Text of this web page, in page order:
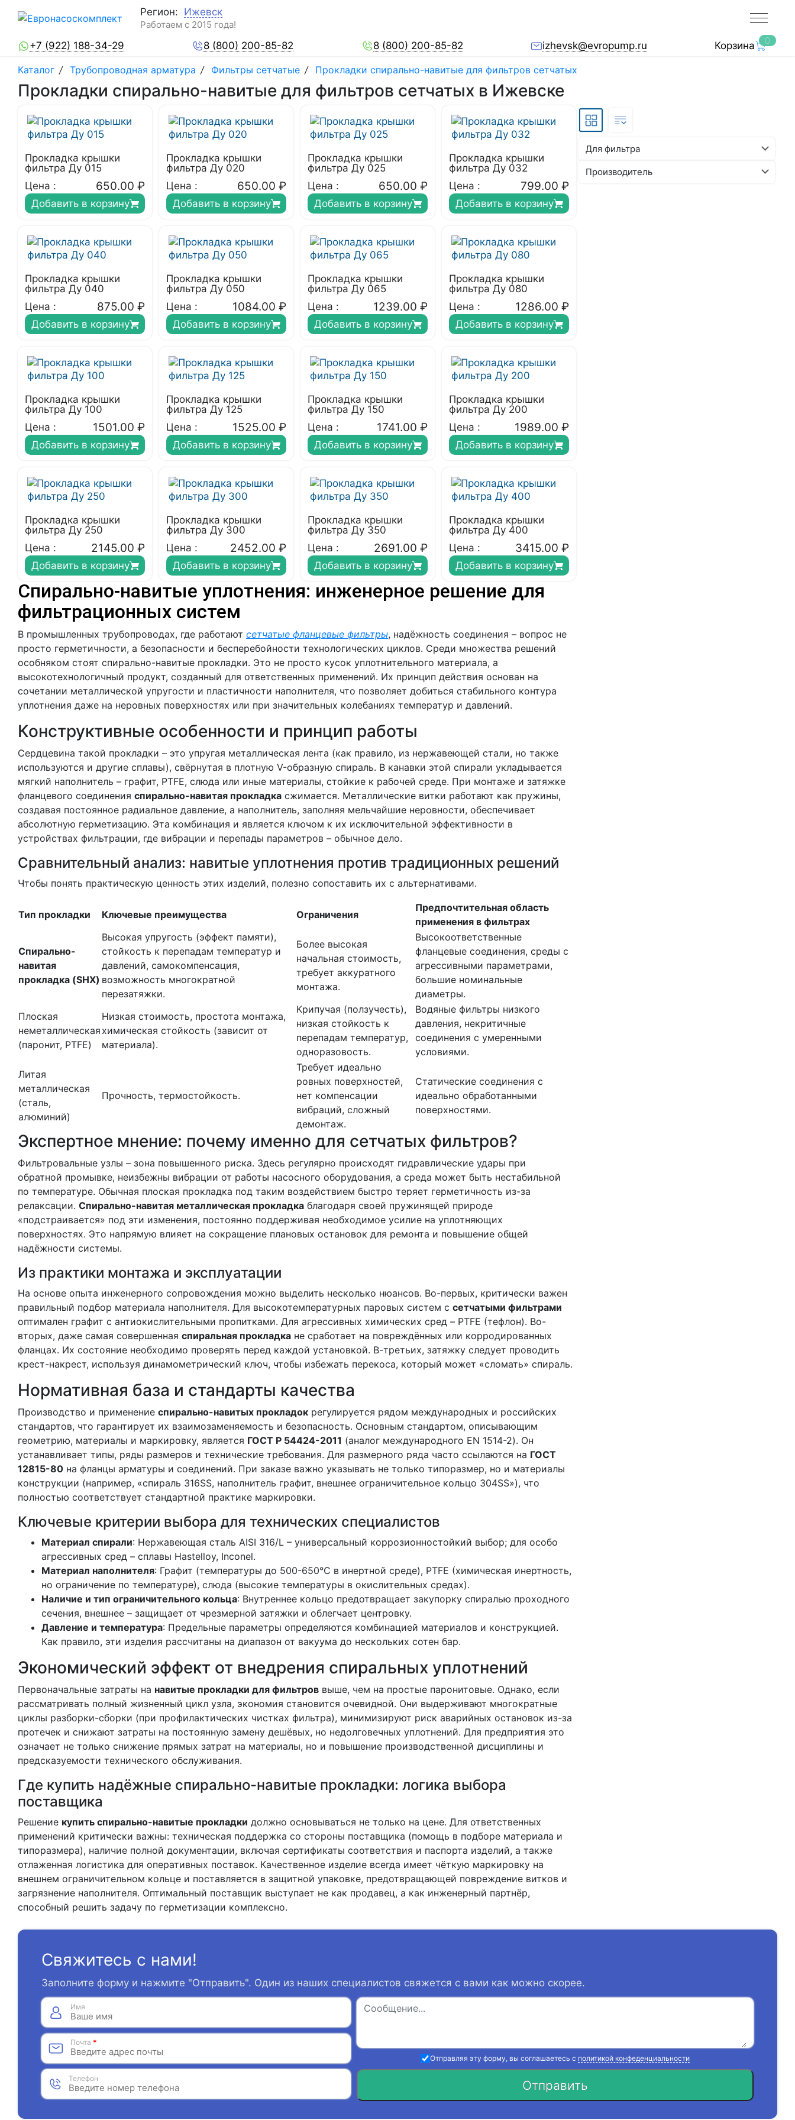
Регион: Ижевск
Работаем с 2015 года!
+7 (922) 188-34-29 8 (800) 200-85-82 8 (800) 200-85-82 izhevsk@evropump.ru Корзина 0
Каталог / Трубопроводная арматура / Фильтры сетчатые / Прокладки спирально-навитые для фильтров сетчатых
Прокладки спирально-навитые для фильтров сетчатых в Ижевске
Прокладка крышки
фильтра Ду 015
Цена :
650.00 ₽
Добавить в корзину
Прокладка крышки
фильтра Ду 020
Цена :
650.00 ₽
Добавить в корзину
Прокладка крышки
фильтра Ду 025
Цена :
650.00 ₽
Добавить в корзину
Прокладка крышки
фильтра Ду 032
Цена :
799.00 ₽
Добавить в корзину
Прокладка крышки
фильтра Ду 040
Цена :
875.00 ₽
Добавить в корзину
Прокладка крышки
фильтра Ду 050
Цена :
1084.00 ₽
Добавить в корзину
Прокладка крышки
фильтра Ду 065
Цена :
1239.00 ₽
Добавить в корзину
Прокладка крышки
фильтра Ду 080
Цена :
1286.00 ₽
Добавить в корзину
Прокладка крышки
фильтра Ду 100
Цена :
1501.00 ₽
Добавить в корзину
Прокладка крышки
фильтра Ду 125
Цена :
1525.00 ₽
Добавить в корзину
Прокладка крышки
фильтра Ду 150
Цена :
1741.00 ₽
Добавить в корзину
Прокладка крышки
фильтра Ду 200
Цена :
1989.00 ₽
Добавить в корзину
Прокладка крышки
фильтра Ду 250
Цена :
2145.00 ₽
Добавить в корзину
Прокладка крышки
фильтра Ду 300
Цена :
2452.00 ₽
Добавить в корзину
Прокладка крышки
фильтра Ду 350
Цена :
2691.00 ₽
Добавить в корзину
Прокладка крышки
фильтра Ду 400
Цена :
3415.00 ₽
Добавить в корзину
Спирально-навитые уплотнения: инженерное решение для
фильтрационных систем
В промышленных трубопроводах, где работают сетчатые фланцевые фильтры, надёжность соединения – вопрос не
просто герметичности, а безопасности и бесперебойности технологических циклов. Среди множества решений
особняком стоят спирально-навитые прокладки. Это не просто кусок уплотнительного материала, а
высокотехнологичный продукт, созданный для ответственных применений. Их принцип действия основан на
сочетании металлической упругости и пластичности наполнителя, что позволяет добиться стабильного контура
уплотнения даже на неровных поверхностях или при значительных колебаниях температур и давлений.
Конструктивные особенности и принцип работы
Сердцевина такой прокладки – это упругая металлическая лента (как правило, из нержавеющей стали, но также
используются и другие сплавы), свёрнутая в плотную V-образную спираль. В канавки этой спирали укладывается
мягкий наполнитель – графит, PTFE, слюда или иные материалы, стойкие к рабочей среде. При монтаже и затяжке
фланцевого соединения спирально-навитая прокладка сжимается. Металлические витки работают как пружины,
создавая постоянное радиальное давление, а наполнитель, заполняя мельчайшие неровности, обеспечивает
абсолютную герметизацию. Эта комбинация и является ключом к их исключительной эффективности в
устройствах фильтрации, где вибрации и перепады параметров – обычное дело.
Сравнительный анализ: навитые уплотнения против традиционных решений
Чтобы понять практическую ценность этих изделий, полезно сопоставить их с альтернативами.
Тип прокладки Ключевые преимущества Ограничения
Предпочтительная область
применения в фильтрах
Спирально-
навитая
прокладка (SHX)
Высокая упругость (эффект памяти),
стойкость к перепадам температур и
давлений, самокомпенсация,
возможность многократной
перезатяжки.
Более высокая
начальная стоимость,
требует аккуратного
монтажа.
Высокоответственные
фланцевые соединения, среды с
агрессивными параметрами,
большие номинальные
диаметры.
Плоская
неметаллическая
(паронит, PTFE)
Низкая стоимость, простота монтажа,
химическая стойкость (зависит от
материала).
Крипучая (ползучесть),
низкая стойкость к
перепадам температур,
одноразовость.
Водяные фильтры низкого
давления, некритичные
соединения с умеренными
условиями.
Литая
металлическая
(сталь,
алюминий)
Прочность, термостойкость.
Требует идеально
ровных поверхностей,
нет компенсации
вибраций, сложный
демонтаж.
Статические соединения с
идеально обработанными
поверхностями.
Экспертное мнение: почему именно для сетчатых фильтров?
Фильтровальные узлы – зона повышенного риска. Здесь регулярно происходят гидравлические удары при
обратной промывке, неизбежны вибрации от работы насосного оборудования, а среда может быть нестабильной
по температуре. Обычная плоская прокладка под таким воздействием быстро теряет герметичность из-за
релаксации. Спирально-навитая металлическая прокладка благодаря своей пружинящей природе
«подстраивается» под эти изменения, постоянно поддерживая необходимое усилие на уплотняющих
поверхностях. Это напрямую влияет на сокращение плановых остановок для ремонта и повышение общей
надёжности системы.
Из практики монтажа и эксплуатации
На основе опыта инженерного сопровождения можно выделить несколько нюансов. Во-первых, критически важен
правильный подбор материала наполнителя. Для высокотемпературных паровых систем с сетчатыми фильтрами
оптимален графит с антиокислительными пропитками. Для агрессивных химических сред – PTFE (тефлон). Во-
вторых, даже самая совершенная спиральная прокладка не сработает на повреждённых или корродированных
фланцах. Их состояние необходимо проверять перед каждой установкой. В-третьих, затяжку следует проводить
крест-накрест, используя динамометрический ключ, чтобы избежать перекоса, который может «сломать» спираль.
Нормативная база и стандарты качества
Производство и применение спирально-навитых прокладок регулируется рядом международных и российских
стандартов, что гарантирует их взаимозаменяемость и безопасность. Основным стандартом, описывающим
геометрию, материалы и маркировку, является ГОСТ Р 54424-2011 (аналог международного EN 1514-2). Он
устанавливает типы, ряды размеров и технические требования. Для размерного ряда часто ссылаются на ГОСТ
12815-80 на фланцы арматуры и соединений. При заказе важно указывать не только типоразмер, но и материалы
конструкции (например, «спираль 316SS, наполнитель графит, внешнее ограничительное кольцо 304SS»), что
полностью соответствует стандартной практике маркировки.
Ключевые критерии выбора для технических специалистов
Материал спирали: Нержавеющая сталь AISI 316/L – универсальный коррозионностойкий выбор; для особо
агрессивных сред – сплавы Hastelloy, Inconel.
Материал наполнителя: Графит (температуры до 500-650°C в инертной среде), PTFE (химическая инертность,
но ограничение по температуре), слюда (высокие температуры в окислительных средах).
Наличие и тип ограничительного кольца: Внутреннее кольцо предотвращает закупорку спиралью проходного
сечения, внешнее – защищает от чрезмерной затяжки и облегчает центровку.
Давление и температура: Предельные параметры определяются комбинацией материалов и конструкцией.
Как правило, эти изделия рассчитаны на диапазон от вакуума до нескольких сотен бар.
Экономический эффект от внедрения спиральных уплотнений
Первоначальные затраты на навитые прокладки для фильтров выше, чем на простые паронитовые. Однако, если
рассматривать полный жизненный цикл узла, экономия становится очевидной. Они выдерживают многократные
циклы разборки-сборки (при профилактических чистках фильтра), минимизируют риск аварийных остановок из-за
протечек и снижают затраты на постоянную замену дешёвых, но недолговечных уплотнений. Для предприятия это
означает не только снижение прямых затрат на материалы, но и повышение производственной дисциплины и
предсказуемости технического обслуживания.
Где купить надёжные спирально-навитые прокладки: логика выбора
поставщика
Решение купить спирально-навитые прокладки должно основываться не только на цене. Для ответственных
применений критически важны: техническая поддержка со стороны поставщика (помощь в подборе материала и
типоразмера), наличие полной документации, включая сертификаты соответствия и паспорта изделий, а также
отлаженная логистика для оперативных поставок. Качественное изделие всегда имеет чёткую маркировку на
внешнем ограничительном кольце и поставляется в защитной упаковке, предотвращающей повреждение витков и
загрязнение наполнителя. Оптимальный поставщик выступает не как продавец, а как инженерный партнёр,
способный решить задачу по герметизации комплексно.
Для фильтра
Производитель
Свяжитесь с нами!
Заполните форму и нажмите "Отправить". Один из наших специалистов свяжется с вами как можно скорее.
Имя
Почта *
Телефон
Отправляя эту форму, вы соглашаетесь с политикой конфеденциальности
Отправить